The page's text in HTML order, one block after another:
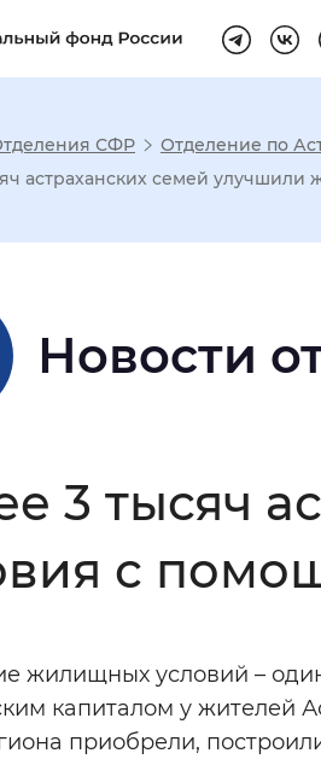
: Без засечек
сайта:
: Включены
СФР Отделение по
астраханских семей
Новости
3 тысяч
с
жилищных условий –
капиталом у жителей
приобрели,